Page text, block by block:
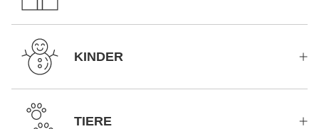
KINDER
TIERE